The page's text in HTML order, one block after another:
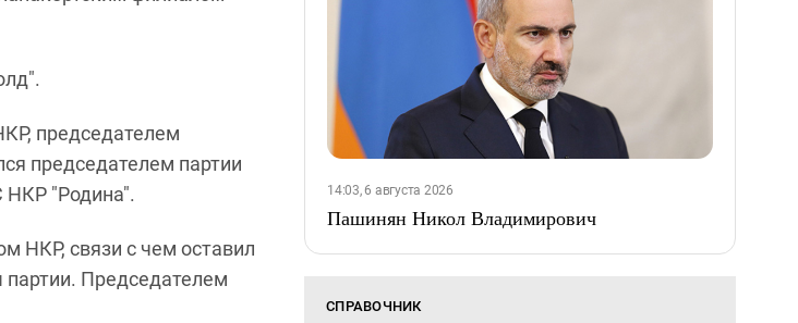
председателем
председателем партии
НКР "Родина".
НКР, связи с чем оставил
партии. Председателем
14:03, 6 августа 2026
Пашинян Никол Владимирович
СПРАВОЧНИК